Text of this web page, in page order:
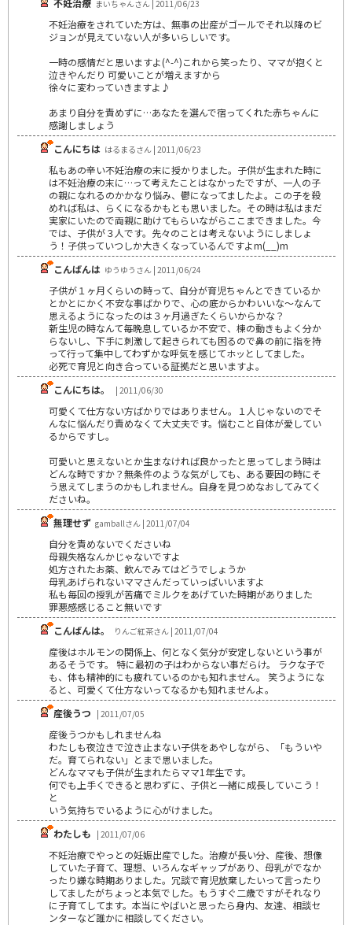
まいちゃんさん | 2011/06/23
不妊治療をされていた方は、無事の出産がゴールでそれ以降のビ
ジョンが見えていない人が多いらしいです。
一時の感情だと思いますよ(^-^)これから笑ったり、ママが抱くと
泣きやんだり 可愛いことが増えますから
徐々に変わっていきますよ♪
あまり自分を責めずに…あなたを選んで宿ってくれた赤ちゃんに
感謝しましょう
こんにちは はるまるさん | 2011/06/23
私もあの辛い不妊治療の末に授かりました。子供が生まれた時に
は不妊治療の末に…って考えたことはなかったですが、一人の子
の親になれるのかかなり悩み、鬱になってましたよ。この子を殺
めれば私は、らくになるかもとも思いました。その時は私はまだ
実家にいたので両親に助けてもらいながらここまできました。今
では、子供が３人です。先々のことは考えないようにしましょ
う！子供っていつしか大きくなっているんですよm(__)m
こんばんは ゆうゆうさん | 2011/06/24
子供が１ヶ月くらいの時って、自分が育児ちゃんとできているか
とかとにかく不安な事ばかりで、心の底からかわいいな～なんて
思えるようになったのは３ヶ月過ぎたくらいからかな？
新生児の時なんて毎晩息しているか不安で、棟の動きもよく分か
らないし、下手に刺激して起きられても困るので鼻の前に指を持
って行って集中してわずかな呼気を感じてホッとしてました。
必死で育児と向き合っている証拠だと思いますよ。
こんにちは。
| 2011/06/30
可愛くて仕方ない方ばかりではありません。１人じゃないのでそ
んなに悩んだり責めなくて大丈夫です。悩むこと自体が愛してい
るからですし。
可愛いと思えないとか生まなければ良かったと思ってしまう時は
どんな時ですか？無条件のような気がしても、ある要因の時にそ
う思えてしまうのかもしれません。自身を見つめなおしてみてく
ださいね。
無理せず gamballさん | 2011/07/04
自分を責めないでくださいね
母親失格なんかじゃないですよ
処方されたお薬、飲んでみてはどうでしょうか
母乳あげられないママさんだっていっぱいいますよ
私も毎回の授乳が苦痛でミルクをあげていた時期がありました
罪悪感感じること無いです
こんばんは。
りんご紅茶さん | 2011/07/04
産後はホルモンの関係上、何となく気分が安定しないという事が
あるそうです。 特に最初の子はわからない事だらけ。 ラクな子で
も、体も精神的にも疲れているのかも知れません。 笑うようにな
ると、可愛くて仕方ないってなるかも知れませんよ。
産後うつ | 2011/07/05
産後うつかもしれませんね
わたしも夜泣きで泣き止まない子供をあやしながら、「もういや
だ。育てられない」とまで思いました。
どんなママも子供が生まれたらママ1年生です。
何でも上手くできると思わずに、子供と一緒に成長していこう！
と
いう気持ちでいるように心がけました。
わたしも | 2011/07/06
不妊治療でやっとの妊娠出産でした。治療が長い分、産後、想像
していた子育て、理想、いろんなギャップがあり、母乳がでなか
ったり嫌な時期ありました。冗談で育児放棄したいって言ったり
してましたがちょっと本気でした。もうすぐ二歳ですがそれなり
に子育てしてます。本当にやばいと思ったら身内、友達、相談セ
ンターなど誰かに相談してください。